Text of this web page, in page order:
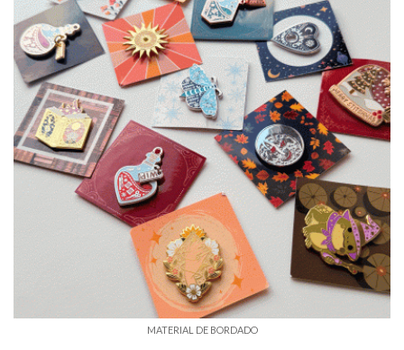
MATERIAL DE BORDADO